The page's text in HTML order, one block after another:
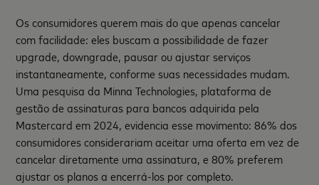
Os consumidores querem mais do que apenas cancelar
com facilidade: eles buscam a possibilidade de fazer
upgrade, downgrade, pausar ou ajustar serviços
instantaneamente, conforme suas necessidades mudam.
Uma pesquisa da Minna Technologies, plataforma de
gestão de assinaturas para bancos adquirida pela
Mastercard em 2024, evidencia esse movimento: 86% dos
consumidores considerariam aceitar uma oferta em vez de
cancelar diretamente uma assinatura, e 80% preferem
ajustar os planos a encerrá-los por completo.